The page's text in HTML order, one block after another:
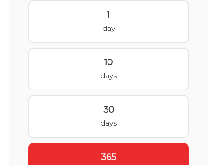
1
day
10
days
30
days
365